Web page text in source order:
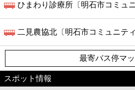
ひまわり診療所〔明石市コミュ
二見農協北〔明石市コミュニテ
最寄バス停マ
スポット情報